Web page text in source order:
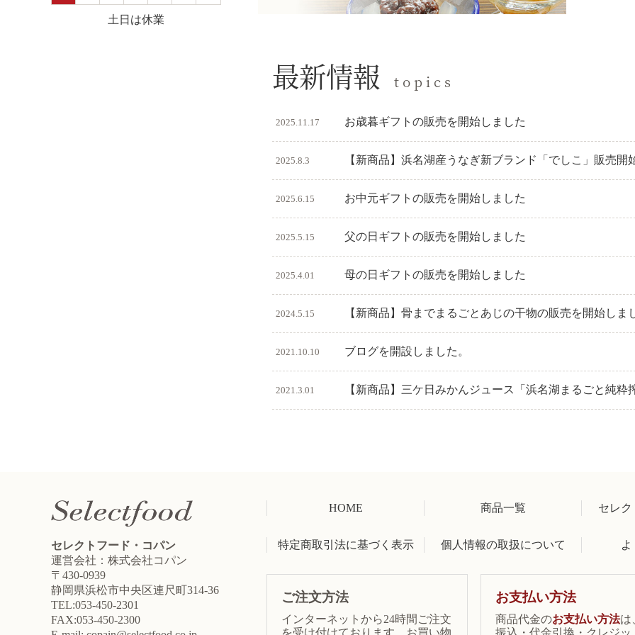
土日は休業
最新情報 topics
2025.11.17 お歳暮ギフトの販売を開始しました
2025.8.3 【新商品】浜名湖産うなぎ新ブランド「でしこ」販売開
2025.6.15 お中元ギフトの販売を開始しました
2025.5.15 父の日ギフトの販売を開始しました
2025.4.01 母の日ギフトの販売を開始しました
2024.5.15 【新商品】骨までまるごとあじの干物の販売を開始しま
2021.10.10 ブログを開設しました。
2021.3.01 【新商品】三ケ日みかんジュース「浜名湖まるごと純
セレクトフード・コパン
運営会社：株式会社コパン
〒430-0939
静岡県浜松市中央区連尺町314-36
TEL:053-450-2301
FAX:053-450-2300
HOME 商品一覧 セレ
特定商取引法に基づく表示 個人情報の取扱について
ご注文方法
インターネットから24時間ご注文
を受け付けております。お買い物
お支払い方法
商品代金のお支払い方法は
振込・代金引換・クレジッ